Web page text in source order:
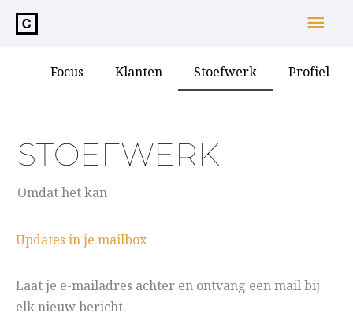
inhoud
Focus Klanten Stoefwerk Profiel
STOEFWERK
Omdat het kan
Updates in je mailbox
Laat je e-mailadres achter en ontvang een mail bij
elk nieuw bericht.